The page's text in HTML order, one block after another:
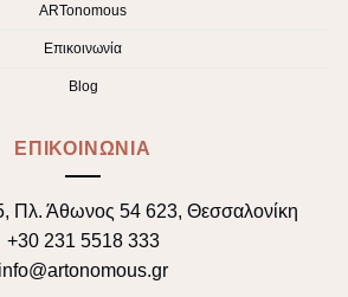
ARTonomous
Επικοινωνία
Blog
ΕΠΙΚΟΙΝΩΝΙΑ
Πλ. Άθωνος 54 623, Θεσσαλονίκη
+30 231 5518 333
info@artonomous.gr